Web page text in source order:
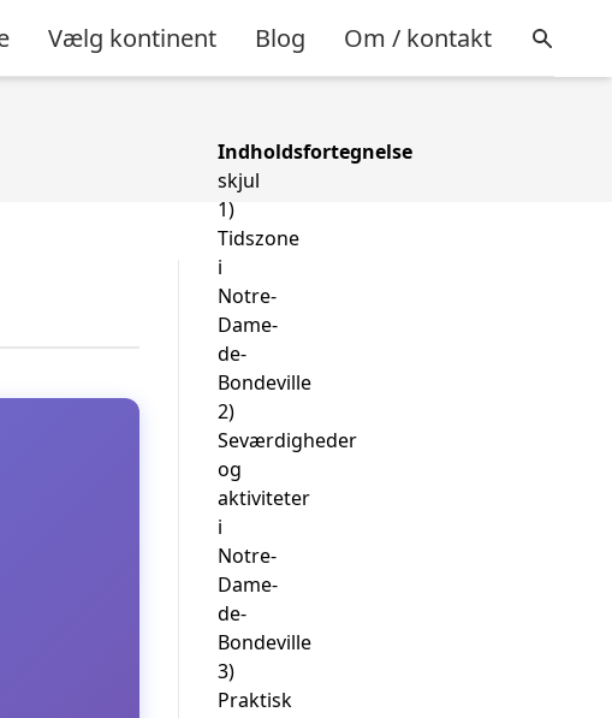
Vælg kontinent Blog Om / kontakt
Indholdsfortegnelse
skjul
1)
Tidszone
i
Notre-
Dame-
de-
Bondeville
2)
Seværdigheder
og
aktiviteter
i
Notre-
Dame-
de-
Bondeville
3)
Praktisk